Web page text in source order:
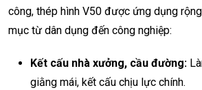
công, thép hình V50 được ứng dụng
mục từ dân dụng đến công nghiệp:
Kết cấu nhà xưởng, cầu đường:
giằng mái, kết cấu chịu lực chính.